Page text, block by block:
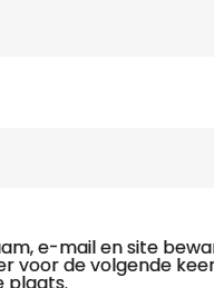
e-mail en site
voor de volgende